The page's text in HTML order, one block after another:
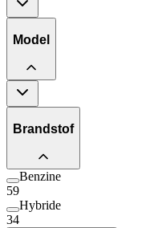
Model
Brandstof
Benzine
59
Hybride
34